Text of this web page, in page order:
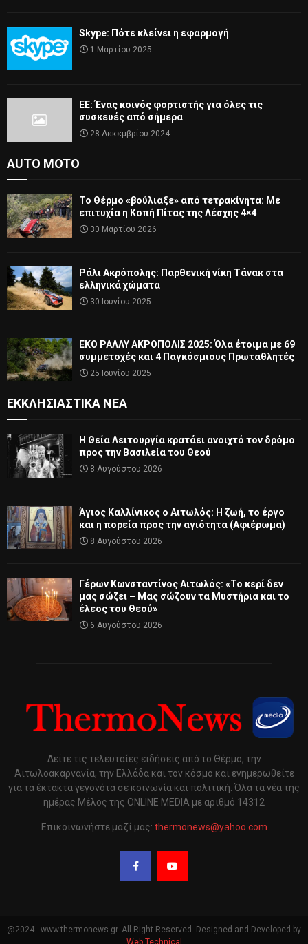
Skype: Πότε κλείνει η εφαρμογή
1 Μαρτίου 2025
ΕΕ: Ένας κοινός φορτιστής για όλες τις
συσκευές από σήμερα
28 Δεκεμβρίου 2024
AUTO MOTO
Το Θέρμο «βούλιαξε» από τετρακίνητα: Με
επιτυχία η Κοπή Πίτας της Λέσχης 4×4
30 Μαρτίου 2026
Ράλι Ακρόπολης: Παρθενική νίκη Τάνακ στα
ελληνικά χώματα
30 Ιουνίου 2025
ΕΚΟ ΡΑΛΛΥ ΑΚΡΟΠΟΛΙΣ 2025: Όλα έτοιμα με 69
συμμετοχές και 4 Παγκόσμιους Πρωταθλητές
25 Ιουνίου 2025
ΕΚΚΛΗΣΙΑΣΤΙΚΆ ΝΈΑ
Η Θεία Λειτουργία κρατάει ανοιχτό τον δρόμο
προς την Βασιλεία του Θεού
8 Αυγούστου 2026
Άγιος Καλλίνικος ο Αιτωλός: Η ζωή, το έργο
και η πορεία προς την αγιότητα (Αφιέρωμα)
8 Αυγούστου 2026
Γέρων Κωνσταντίνος Αιτωλός: «Το κερί δεν
μας σώζει – Μας σώζουν τα Μυστήρια και το
έλεος του Θεού»
6 Αυγούστου 2026
Δείτε τις τελευταίες ειδήσεις από το Θέρμο, την
Αιτωλοακαρνανία, την Ελλάδα και τον κόσμο και ενημερωθείτε
για τα έκτακτα γεγονότα σε κοινωνία και πολιτική. Όλα τα νέα της
ημέρας Μέλος της ONLINE MEDIA με αριθμό 14312
Επικοινωνήστε μαζί μας: thermonews@yahoo.com
@2024 - www.thermonews.gr. All Right Reserved. Designed and Developed by
Web Technical